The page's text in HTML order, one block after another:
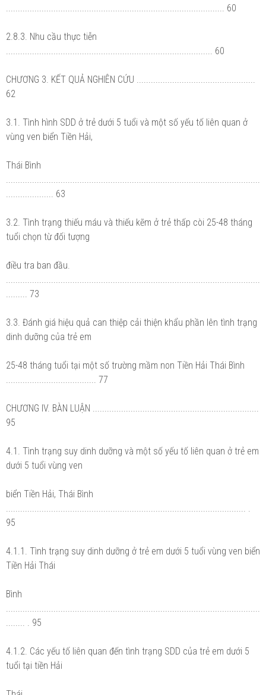
............................................................................................ 60
2.8.3. Nhu cầu thực tiễn
....................................................................................... 60
CHƯƠNG 3. KẾT QUẢ NGHIÊN CỨU ..................................................
62
3.1. Tình hình SDD ở trẻ dưới 5 tuổi và một số yếu tố liên quan ở
vùng ven biển Tiền Hải,
Thái Bình
.................... 63
3.2. Tình trạng thiếu máu và thiếu kẽm ở trẻ thấp còi 25-48 tháng
tuổi chọn từ đối tượng
điều tra ban đầu.
......... 73
3.3. Đánh giá hiệu quả can thiệp cải thiện khẩu phần lên tình trạng
dinh dưỡng của trẻ em
25-48 tháng tuổi tại một số trường mầm non Tiền Hải Thái Bình
...................................... 77
CHƯƠNG IV. BÀN LUẬN ......................................................................
95
4.1. Tình trạng suy dinh dưỡng và một số yếu tố liên quan ở trẻ em
dưới 5 tuổi vùng ven
biển Tiền Hải, Thái Bình
95
4.1.1. Tình trạng suy dinh dưỡng ở trẻ em dưới 5 tuổi vùng ven biển
Tiền Hải Thái
Bình
........ . 95
4.1.2. Các yếu tố liên quan đến tình trạng SDD của trẻ em dưới 5
tuổi tại tiền Hải